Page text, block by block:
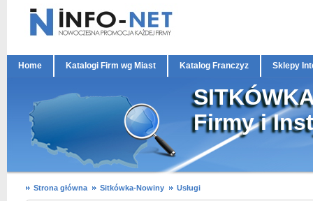
Home Katalogi Firm wg Miast Katalog Franczyz Sklepy
Firmy i
Strona główna Sitkówka-Nowiny Usługi